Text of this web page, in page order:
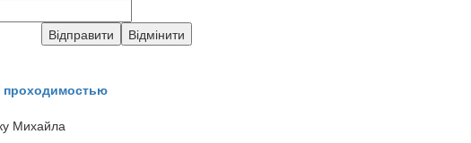
проходимостью
Михайла